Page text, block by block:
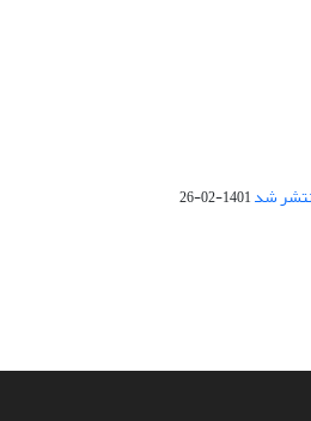
1401-02-26